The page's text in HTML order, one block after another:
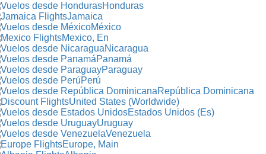
Honduras
Jamaica
México
Mexico, En
Nicaragua
Panamá
Paraguay
Perú
República Dominicana
United States (Worldwide)
Estados Unidos (Es)
Uruguay
Venezuela
Europe, Main